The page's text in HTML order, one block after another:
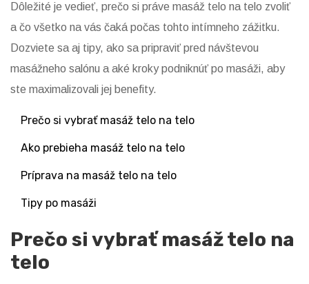
Dôležité je vedieť, prečo si práve masáž telo na telo zvoliť
a čo všetko na vás čaká počas tohto intímneho zážitku.
Dozviete sa aj tipy, ako sa pripraviť pred návštevou
masážneho salónu a aké kroky podniknúť po masáži, aby
ste maximalizovali jej benefity.
Prečo si vybrať masáž telo na telo
Ako prebieha masáž telo na telo
Príprava na masáž telo na telo
Tipy po masáži
Prečo si vybrať masáž telo na
telo